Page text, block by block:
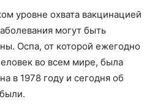
уровне охвата вакцинацией
могут быть
Оспа, от которой ежегодно
во всем мире, была
в 1978 году и сегодня об